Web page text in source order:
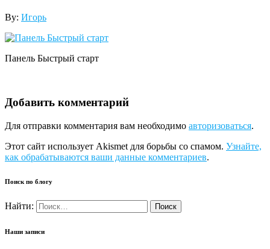
By: Игорь
Панель Быстрый старт
Добавить комментарий
Для отправки комментария вам необходимо авторизоваться.
Этот сайт использует Akismet для борьбы со спамом. Узнайте,
как обрабатываются ваши данные комментариев.
Поиск по блогу
Найти:
Наши записи